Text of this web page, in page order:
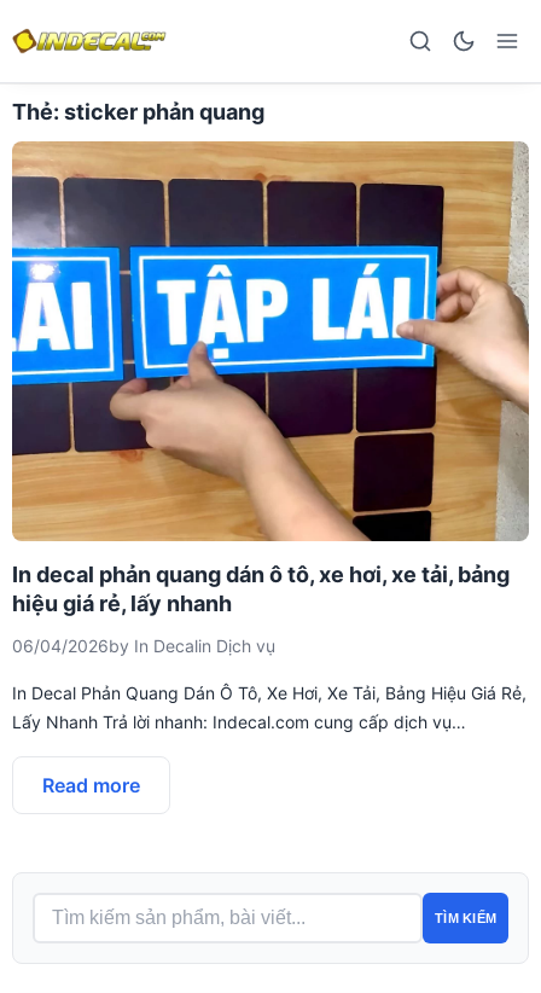
Thẻ: sticker phản quang
In decal phản quang dán ô tô, xe hơi, xe tải, bảng
hiệu giá rẻ, lấy nhanh
06/04/2026by In Decalin Dịch vụ
In Decal Phản Quang Dán Ô Tô, Xe Hơi, Xe Tải, Bảng Hiệu Giá Rẻ,
Lấy Nhanh Trả lời nhanh: Indecal.com cung cấp dịch vụ…
Read more
TÌM KIẾM